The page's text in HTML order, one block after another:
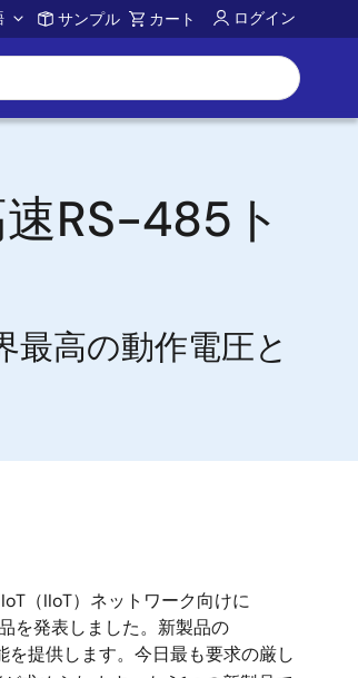
サンプル カート ログイン
RS-485ト
最高の動作電圧と
（IIoT）ネットワーク向けに
を発表しました。新製品の
提供します。今日最も要求の厳し